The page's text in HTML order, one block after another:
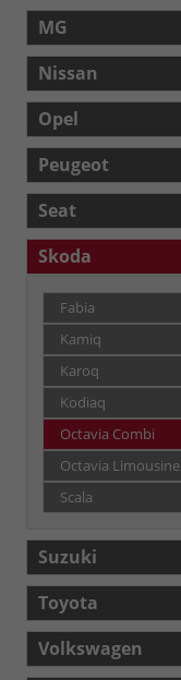
MG
Nissan
Opel
Peugeot
Seat
Skoda
Fabia
Kamiq
Karoq
Kodiaq
Octavia Combi
Octavia Limousine
Scala
Suzuki
Toyota
Volkswagen